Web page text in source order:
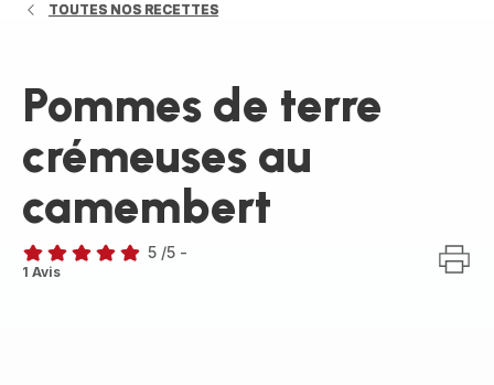
TOUTES NOS RECETTES
Pommes de terre
crémeuses au
camembert
Avis
5 /5 -
1 Avis